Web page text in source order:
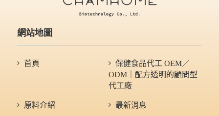
網站地圖
首頁
保健食品代工 OEM／
ODM｜配方透明的顧問型
代工廠
原料介紹 最新消息